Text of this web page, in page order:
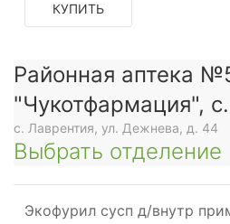
КУПИТЬ
Районная аптека
"Чукотфармация",
с. Лаврентия, ул. Дежнева, д. 44
Выбрать отделение
Экофурил сусп д/внутр